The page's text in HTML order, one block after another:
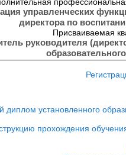
управленческих
директора по
Присваиваемая
руководителя
диплом установленного
прохождения